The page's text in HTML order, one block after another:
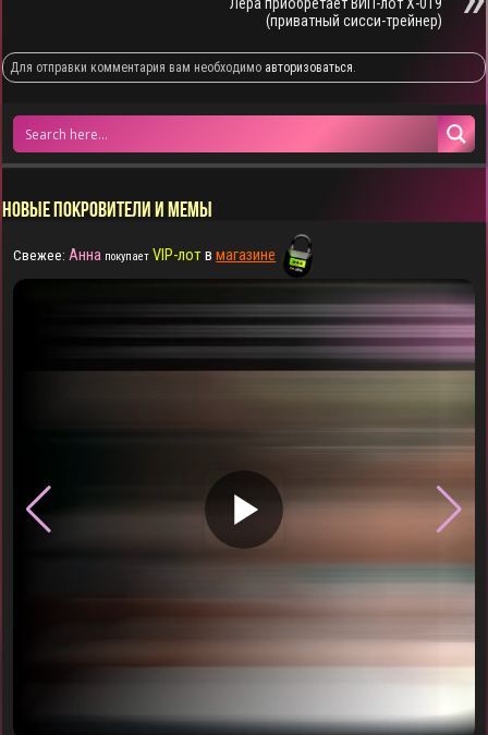
(приватный сисси-трейнер)
Для отправки комментария вам необходимо авторизоваться
НОВЫЕ ПОКРОВИТЕЛИ И МЕМЫ
Свежее: Анна покупает VIP-лотвмагазине
▶